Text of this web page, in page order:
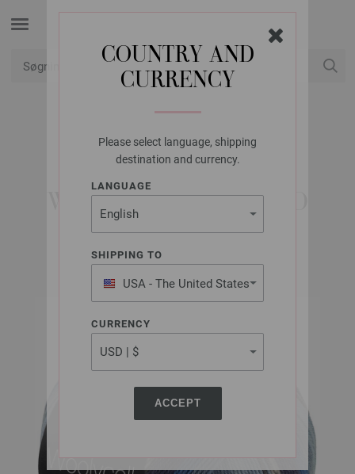
COUNTRY AND
CURRENCY
Please select language, shipping
destination and currency.
LANGUAGE
SHIPPING TO
USA - The United States
of America
CURRENCY
ACCEPT
LANA GROSSA
MEILENWEIT 100G
WOOLYCELL FREDDO